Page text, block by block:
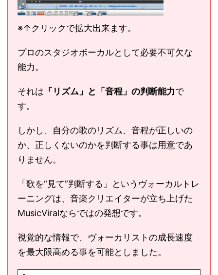
※↑クリックで拡大出来ます。
プロのスタジオボーカルとして必要不可欠な
能力。
それは 「リズム」と「音程」の判断能力で
す。
しかし、自分の歌のリズム、音程が正しいの
か、正しくないのかを判断する事は用意であ
りません。
「歌を“見て”判断する」というヴォーカルトレ
ーニングは、音楽クリエイターが立ち上げた
MusicViralならではの発想です。
視覚的な情報で、ヴォーカリストの成長速度
を最大限高める事を可能としました。